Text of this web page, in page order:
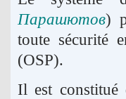
Парашютов)
toute sécurité
(OSP).
Il est constitué